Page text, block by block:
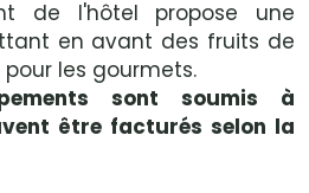
de l'hôtel propose une
en avant des fruits de
les gourmets.
sont soumis à
être facturés selon la